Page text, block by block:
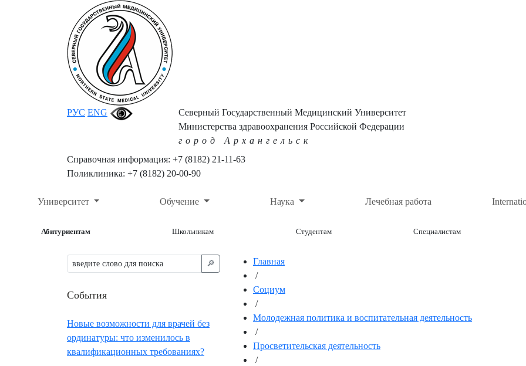
РУС ENG
Северный Государственный Медицинский Университет
Министерства здравоохранения Российской Федерации
город Архангельск
Справочная информация: +7 (8182) 21-11-63
Поликлиника: +7 (8182) 20-00-90
Университет Обучение Наука Лечебная работа
Абитуриентам Школьникам Студентам Специалистам
🔎︎
События
Новые возможности для врачей без
ординатуры: что изменилось в
квалификационных требованиях?
Главная
/
Социум
/
Молодежная политика и воспитательная деятельность
/
Просветительская деятельность
/